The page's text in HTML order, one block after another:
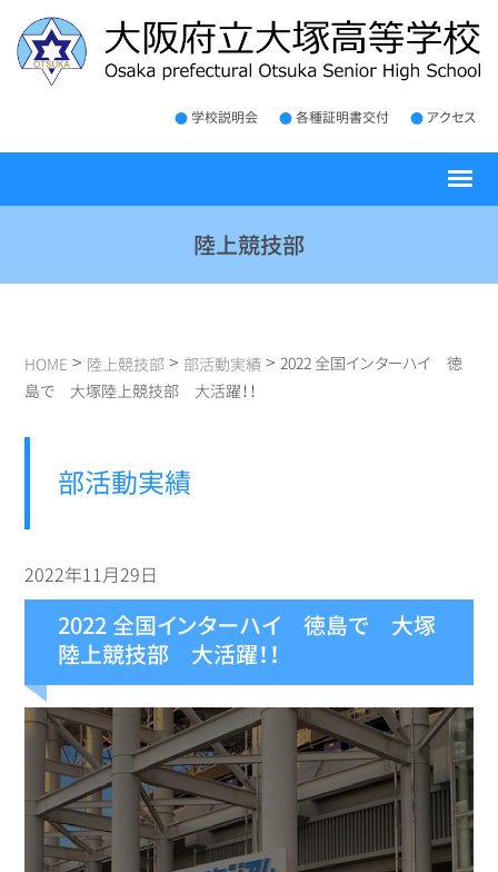
学校説明会 各種証明書交付 アクセス
陸上競技部
HOME > 陸上競技部 > 部活動実績 >2022 全国インターハイ 徳
島で 大塚陸上競技部 大活躍！！
部活動実績
2022年11月29日
2022 全国インターハイ 徳島で 大塚
陸上競技部 大活躍！！